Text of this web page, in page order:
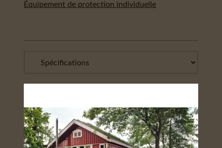
Équipement de protection individuelle